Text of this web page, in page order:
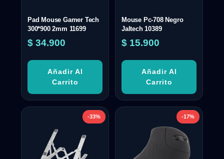
Pad Mouse Gamer Tech
300*900 2mm 11699
$ 34.900
Añadir Al
Carrito
Mouse Pc-708 Negro
Jaltech 10389
$ 15.900
Añadir Al
Carrito
-33% -17%